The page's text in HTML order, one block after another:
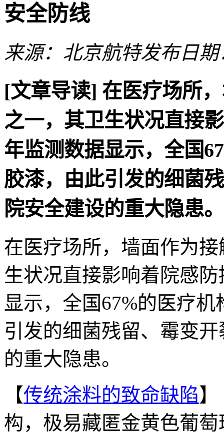
安全防线
来源：北京航特发布日期
[文章导读] 在医疗场所
之一，其卫生状况直接
年监测数据显示，全国
胶漆，由此引发的细菌
院安全建设的重大隐患。
在医疗场所，墙面作为
生状况直接影响着院感
显示，全国67%的医疗
引发的细菌残留、霉变
的重大隐患。
【传统涂料的致命缺陷
构，极易藏匿金黄色葡